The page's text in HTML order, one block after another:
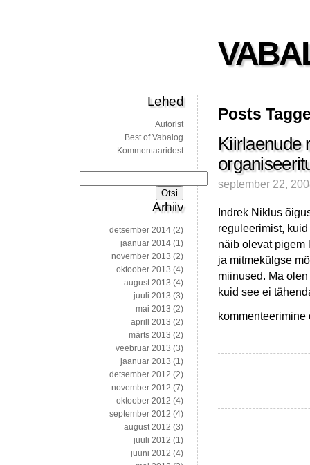
Posts
Kiirlaenude
september 22,
Indrek Niklus
reguleerimist,
näib olevat pigem
ja mitmekülgse
miinused. Ma
kuid see ei
Kiirlaenude
päästerõngas
Lehed
Autorist
Best of Vabalog
Kommentaaridest
Arhiiv
detsember 2014 (2)
jaanuar 2014 (1)
november 2013 (2)
oktoober 2013 (4)
august 2013 (4)
juuli 2013 (3)
mai 2013 (2)
aprill 2013 (2)
märts 2013 (2)
veebruar 2013 (3)
jaanuar 2013 (1)
detsember 2012 (2)
november 2012 (7)
oktoober 2012 (4)
september 2012 (4)
august 2012 (3)
juuli 2012 (1)
juuni 2012 (4)